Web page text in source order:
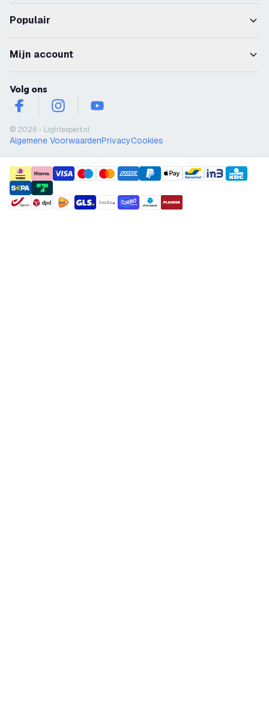
Populair
Mijn account
Volg ons
facebookinstagramyoutube
© 2026 - Lightexpert.nl
Algemene VoorwaardenPrivacyCookies
payment methods
shipment methods